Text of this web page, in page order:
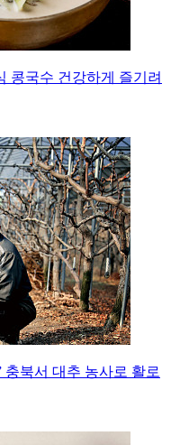
콩국수 건강하게 즐기려
충북서 대추 농사로 활로